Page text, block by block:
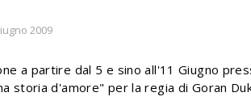
2009
a partire dal 5 e sino all'11 Giugno
storia d'amore" per la regia di Goran